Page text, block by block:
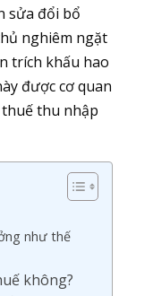
sửa đổi bổ
nghiêm ngặt
trích khấu hao
được cơ quan
thu nhập
như thế
không?